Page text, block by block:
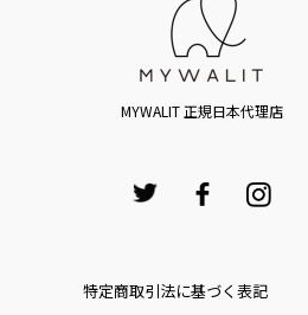
MYWALIT 正規日本代理店
特定商取引法に基づく表記